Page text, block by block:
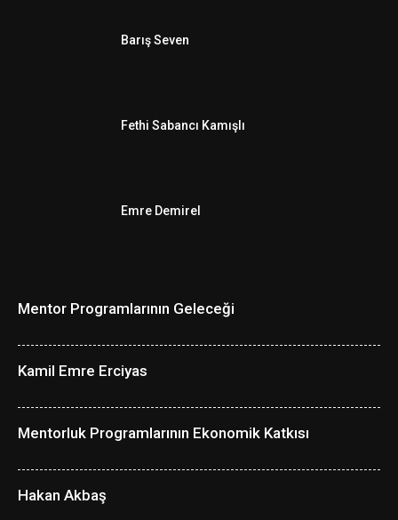
Barış Seven
Fethi Sabancı Kamışlı
Emre Demirel
Mentor Programlarının Geleceği
Kamil Emre Erciyas
Mentorluk Programlarının Ekonomik Katkısı
Hakan Akbaş